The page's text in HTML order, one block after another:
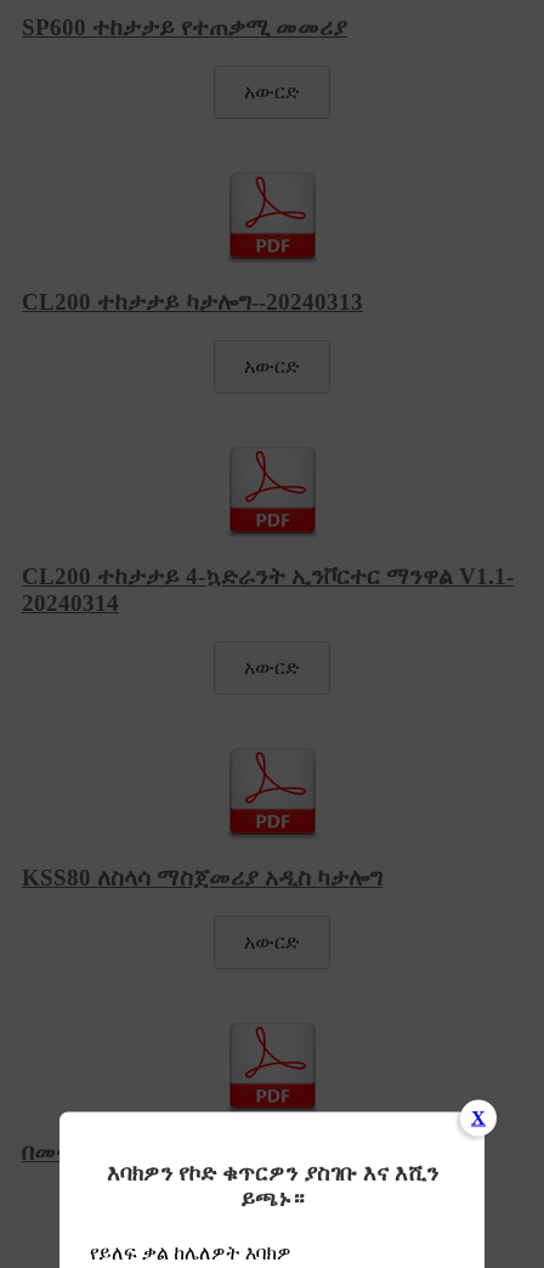
SP600 ተከታታይ የተጠቃሚ መመሪያ
አውርድ
CL200 ተከታታይ ካታሎግ--20240313
አውርድ
CL200 ተከታታይ 4-ኳድራንት ኢንቮርተር ማንዋል V1.1-
20240314
አውርድ
KSS80 ለስላሳ ማስጀመሪያ አዲስ ካታሎግ
አውርድ
በመተላለፊያው ውስጥ የ KSS80 መመሪያ መጽሐፍ
X
እባክዎን የኮድ ቁጥርዎን ያስገቡ እና እሺን
ይጫኑ።
የይለፍ ቃል ከሌለዎት እባክዎ